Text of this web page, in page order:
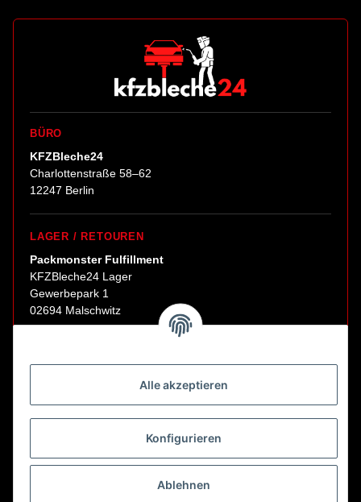
Alle akzeptieren
Konfigurieren
Ablehnen
BÜRO
KFZBleche24
Charlottenstraße 58–62
12247 Berlin
LAGER / RETOUREN
Packmonster Fulfillment
KFZBleche24 Lager
Gewerbepark 1
02694 Malschwitz
Abholungen nur nach Terminvereinbarung.
E-Mail:sales@kfzbleche24.de
Vertrag widerrufen